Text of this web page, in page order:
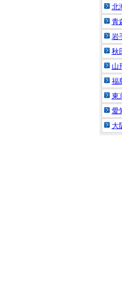
北
青
岩
秋
山
福
東
愛
大